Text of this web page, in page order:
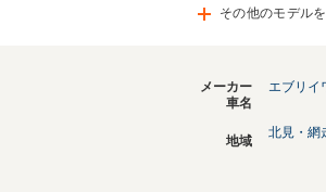
その他のモデル
メーカー
車名
エブリイ
地域
北見・網